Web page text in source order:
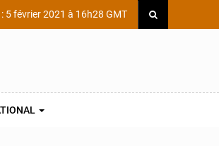
5 février 2021 à 16h28 GMT